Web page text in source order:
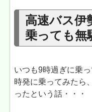
高速バス伊
乗っても無
いつも9時過ぎに乗
時発に乗ってみたら
ったという話・・・